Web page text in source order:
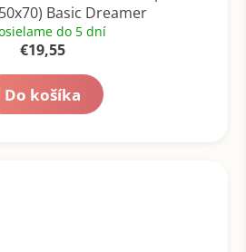
Basic Dreamer
do 5 dní
€19,55
Do košíka